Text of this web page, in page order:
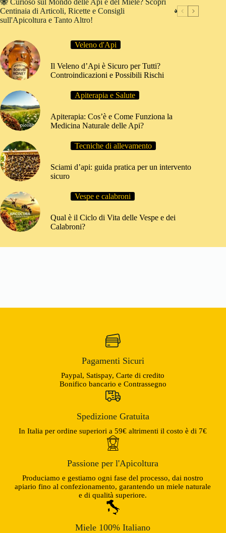
Centinaia di Articoli, Ricette e Consigli
sull'Apicoltura e Tanto Altro!
Veleno d'Api
Il Veleno d’Api è Sicuro per Tutti?
Controindicazioni e Possibili Rischi
Apiterapia e Salute
Apiterapia: Cos’è e Come Funziona la
Medicina Naturale delle Api?
Tecniche di allevamento
Sciami d’api: guida pratica per un intervento
sicuro
Vespe e calabroni
Qual è il Ciclo di Vita delle Vespe e dei
Calabroni?
Pagamenti Sicuri
Paypal, Satispay, Carte di credito
Bonifico bancario e Contrassegno
Spedizione Gratuita
In Italia per ordine superiori a 59€ altrimenti il costo è di 7€
Passione per l'Apicoltura
Produciamo e gestiamo ogni fase del processo, dai nostro
apiario fino al confezionamento, garantendo un miele naturale
e di qualità superiore.
Miele 100% Italiano